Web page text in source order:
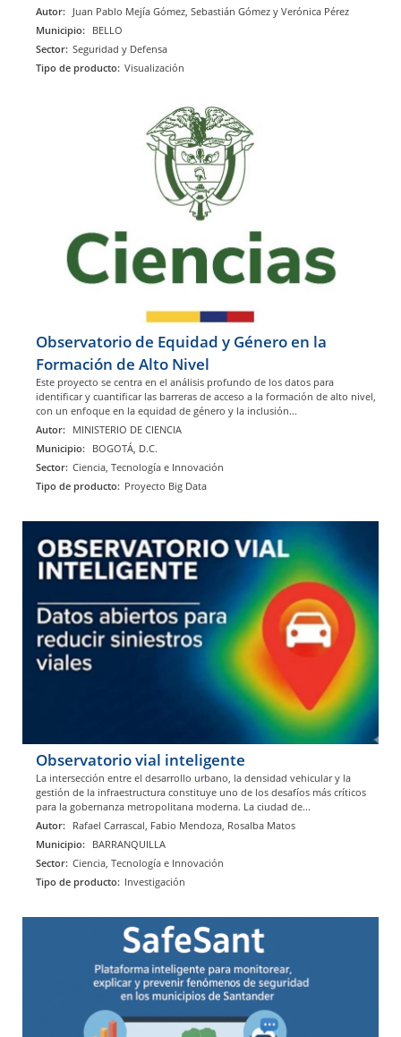
Autor: Juan Pablo Mejía Gómez, Sebastián Gómez y Verónica Pérez
Municipio: BELLO
Sector: Seguridad y Defensa
Tipo de producto: Visualización
Observatorio de Equidad y Género en la
Formación de Alto Nivel
Este proyecto se centra en el análisis profundo de los datos para
identificar y cuantificar las barreras de acceso a la formación de alto nivel,
con un enfoque en la equidad de género y la inclusión...
Autor: MINISTERIO DE CIENCIA
Municipio: BOGOTÁ, D.C.
Sector: Ciencia, Tecnología e Innovación
Tipo de producto: Proyecto Big Data
Observatorio vial inteligente
La intersección entre el desarrollo urbano, la densidad vehicular y la
gestión de la infraestructura constituye uno de los desafíos más críticos
para la gobernanza metropolitana moderna. La ciudad de...
Autor: Rafael Carrascal, Fabio Mendoza, Rosalba Matos
Municipio: BARRANQUILLA
Sector: Ciencia, Tecnología e Innovación
Tipo de producto: Investigación